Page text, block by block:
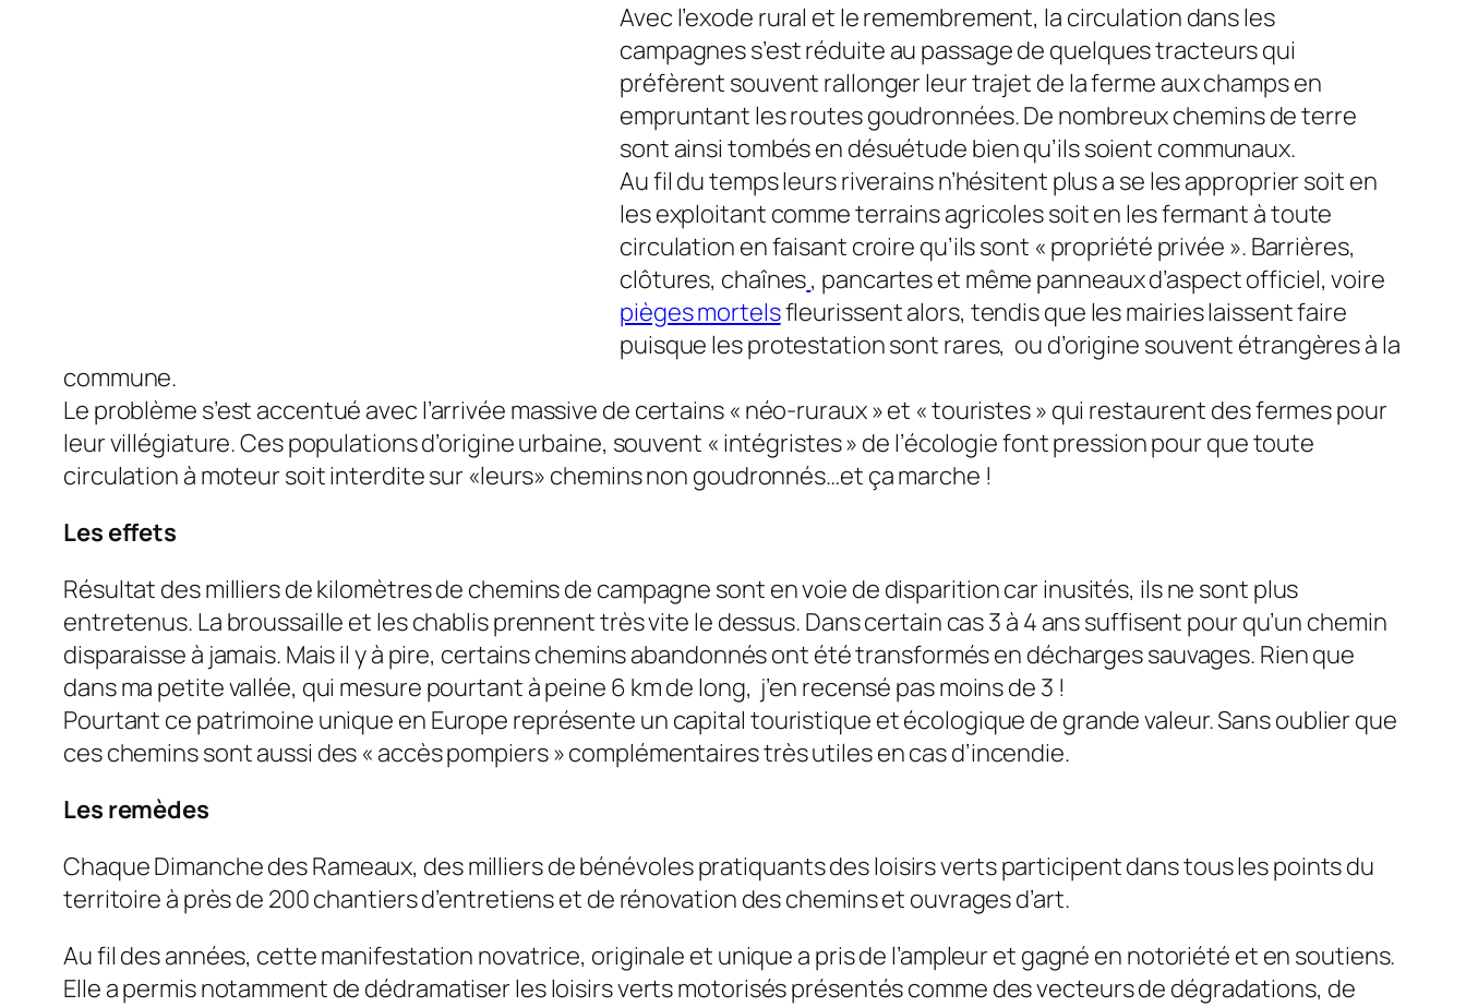
Avec l’exode rural et le remembrement, la circulation dans les
campagnes s’est réduite au passage de quelques tracteurs qui
préfèrent souvent rallonger leur trajet de la ferme aux champs en
empruntant les routes goudronnées. De nombreux chemins de terre
sont ainsi tombés en désuétude bien qu’ils soient communaux.
Au fil du temps leurs riverains n’hésitent plus a se les approprier soit en
les exploitant comme terrains agricoles soit en les fermant à toute
circulation en faisant croire qu’ils sont « propriété privée ». Barrières,
clôtures, chaînes, pancartes et même panneaux d’aspect officiel, voire
pièges mortelsfleurissent alors, tendis que les mairies laissent faire
puisque les protestation sont rares, ou d’origine souvent étrangères à la
commune.
Le problème s’est accentué avec l’arrivée massive de certains « néo-ruraux » et « touristes » qui restaurent des fermes pour
leur villégiature. Ces populations d’origine urbaine, souvent « intégristes » de l’écologie font pression pour que toute
circulation à moteur soit interdite sur «leurs» chemins non goudronnés…et ça marche !
Les effets
Résultat des milliers de kilomètres de chemins de campagne sont en voie de disparition car inusités, ils ne sont plus
entretenus. La broussaille et les chablis prennent très vite le dessus. Dans certain cas 3 à 4 ans suffisent pour qu’un chemin
disparaisse à jamais. Mais il y à pire, certains chemins abandonnés ont été transformés en décharges sauvages. Rien que
dans ma petite vallée, qui mesure pourtant à peine 6 km de long, j’en recensé pas moins de 3 !
Pourtant ce patrimoine unique en Europe représente un capital touristique et écologique de grande valeur. Sans oublier que
ces chemins sont aussi des « accès pompiers » complémentaires très utiles en cas d’incendie.
Les remèdes
Chaque Dimanche des Rameaux, des milliers de bénévoles pratiquants des loisirs verts participent dans tous les points du
territoire à près de 200 chantiers d’entretiens et de rénovation des chemins et ouvrages d’art.
Au fil des années, cette manifestation novatrice, originale et unique a pris de l’ampleur et gagné en notoriété et en soutiens.
Elle a permis notamment de dédramatiser les loisirs verts motorisés présentés comme des vecteurs de dégradations, de